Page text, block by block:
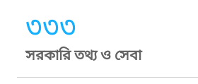
৩৩৩
সরকারি তথ্য ও সেবা